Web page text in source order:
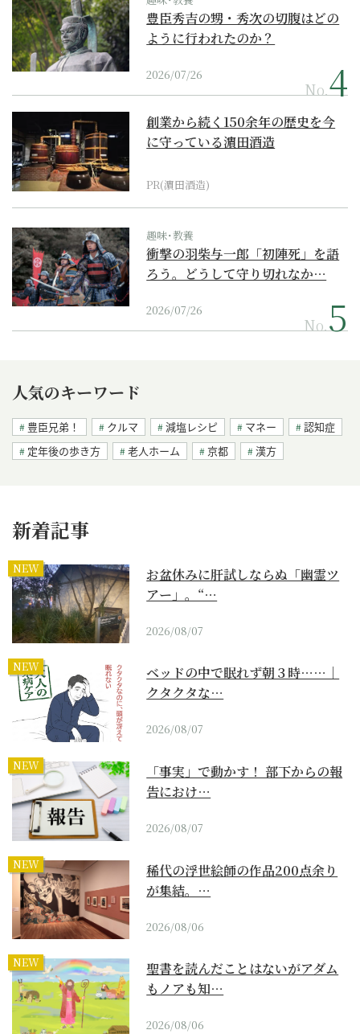
豊臣秀吉の甥・秀次の切腹はどの
ように行われたのか？
2026/07/26
No.
創業から続く150余年の歴史を今
に守っている濵田酒造
PR(濵田酒造)
趣味･教養
衝撃の羽柴与一郎「初陣死」を語
ろう。どうして守り切れなか…
2026/07/26
No.
人気のキーワード
豊臣兄弟！ クルマ 減塩レシピ マネー
認知症
定年後の歩き方
老人ホーム 京都 漢方
新着記事
NEW
お盆休みに肝試しならぬ「幽霊ツ
アー」。“…
2026/08/07
NEW
ベッドの中で眠れず朝３時……｜
クタクタな…
2026/08/07
NEW
「事実」で動かす！ 部下からの報
告におけ…
2026/08/07
NEW
稀代の浮世絵師の作品200点余り
が集結。…
2026/08/06
NEW
聖書を読んだことはないがアダム
もノアも知…
2026/08/06